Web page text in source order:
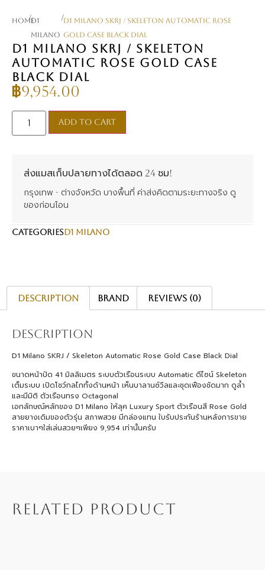
Home
/D1
MILANO
/D1 Milano SKRJ / Skeleton Automatic Rose
Gold Case Black Dial
D1 MILANO SKRJ / SKELETON
AUTOMATIC ROSE GOLD CASE
BLACK DIAL
฿9,954.00
Add to cart
ส่งแมสเก็บปลายทางได้ตลอด 24 ชม!
กรุงเทพ - ต่างจังหวัด บางพื้นที่ ค่าส่งคิดตามระยะทางจริง ดู
ของก่อนโอน
CATEGORIESD1 MILANO
Description Brand Reviews (0)
Description
D1 Milano SKRJ / Skeleton Automatic Rose Gold Case Black Dial
ขนาดหน้าปัด 41 มิลลิเมตร ระบบตัวเรือนระบบ Automatic ดีไซน์ Skeleton
เต็มระบบ เปิดโชว์กลไกทั้งด้านหน้า เห็นบาลานซ์วีลและชุดเฟืองชัดมาก ดูล้ำ
และมีมิติ ตัวเรือนทรง Octagonal
เอกลักษณ์หลักของ D1 Milano ให้ลุค Luxury Sport ตัวเรือนสี Rose Gold
สายยางเดิมของตัวรุ่น สภาพสวย มีกล่องแทน ใบรับประกันร้านหลังการขาย
ราคาเบาๆใส่เล่นสวยๆเพียง 9,954 เท่านั้นครับ
RELATED PRODUCT